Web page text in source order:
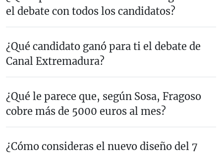
el debate con todos los candidatos?
¿Qué candidato ganó para ti el debate de
Canal Extremadura?
¿Qué le parece que, según Sosa, Fragoso
cobre más de 5000 euros al mes?
¿Cómo consideras el nuevo diseño del 7